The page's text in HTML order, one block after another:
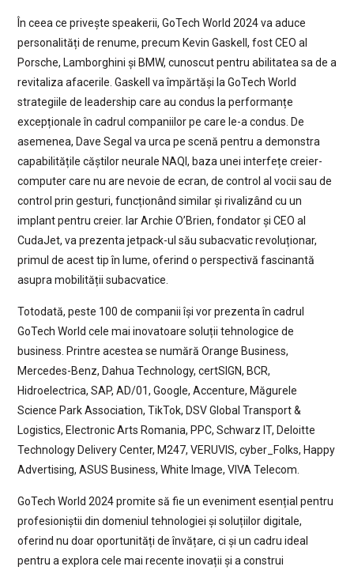
În ceea ce privește speakerii, GoTech World 2024 va aduce
personalități de renume, precum Kevin Gaskell, fost CEO al
Porsche, Lamborghini și BMW, cunoscut pentru abilitatea sa de a
revitaliza afacerile. Gaskell va împărtăși la GoTech World
strategiile de leadership care au condus la performanțe
excepționale în cadrul companiilor pe care le-a condus. De
asemenea, Dave Segal va urca pe scenă pentru a demonstra
capabilitățile căștilor neurale NAQI, baza unei interfețe creier-
computer care nu are nevoie de ecran, de control al vocii sau de
control prin gesturi, funcționând similar și rivalizând cu un
implant pentru creier. Iar Archie O’Brien, fondator și CEO al
CudaJet, va prezenta jetpack-ul său subacvatic revoluționar,
primul de acest tip în lume, oferind o perspectivă fascinantă
asupra mobilității subacvatice.
Totodată, peste 100 de companii își vor prezenta în cadrul
GoTech World cele mai inovatoare soluții tehnologice de
business. Printre acestea se numără Orange Business,
Mercedes-Benz, Dahua Technology, certSIGN, BCR,
Hidroelectrica, SAP, AD/01, Google, Accenture, Măgurele
Science Park Association, TikTok, DSV Global Transport &
Logistics, Electronic Arts Romania, PPC, Schwarz IT, Deloitte
Technology Delivery Center, M247, VERUVIS, cyber_Folks, Happy
Advertising, ASUS Business, White Image, VIVA Telecom.
GoTech World 2024 promite să fie un eveniment esențial pentru
profesioniștii din domeniul tehnologiei și soluțiilor digitale,
oferind nu doar oportunități de învățare, ci și un cadru ideal
pentru a explora cele mai recente inovații și a construi